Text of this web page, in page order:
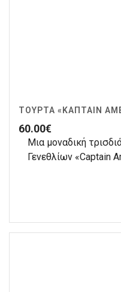
ΤΟΎΡΤΑ «ΚΆΠΤΑΙΝ
60.00€
Μια μοναδική
Γενεθλίων «Captain